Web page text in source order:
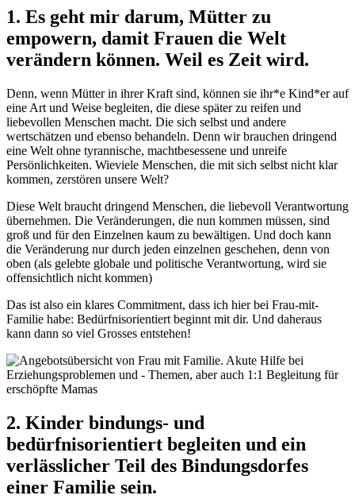
1. Es geht mir darum, Mütter zu
empowern, damit Frauen die Welt
verändern können. Weil es Zeit wird.
Denn, wenn Mütter in ihrer Kraft sind, können sie ihr*e Kind*er auf
eine Art und Weise begleiten, die diese später zu reifen und
liebevollen Menschen macht. Die sich selbst und andere
wertschätzen und ebenso behandeln. Denn wir brauchen dringend
eine Welt ohne tyrannische, machtbesessene und unreife
Persönlichkeiten. Wieviele Menschen, die mit sich selbst nicht klar
kommen, zerstören unsere Welt?
Diese Welt braucht dringend Menschen, die liebevoll Verantwortung
übernehmen. Die Veränderungen, die nun kommen müssen, sind
groß und für den Einzelnen kaum zu bewältigen. Und doch kann
die Veränderung nur durch jeden einzelnen geschehen, denn von
oben (als gelebte globale und politische Verantwortung, wird sie
offensichtlich nicht kommen)
Das ist also ein klares Commitment, dass ich hier bei Frau-mit-
Familie habe: Bedürfnisorientiert beginnt mit dir. Und daheraus
kann dann so viel Grosses entstehen!
2. Kinder bindungs- und
bedürfnisorientiert begleiten und ein
verlässlicher Teil des Bindungsdorfes
einer Familie sein.